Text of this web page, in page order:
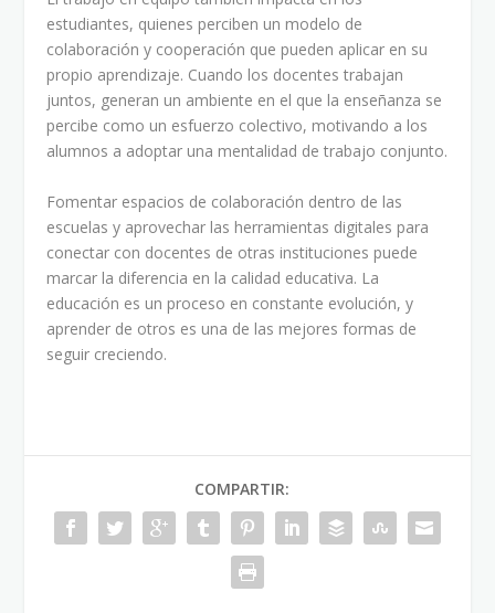
estudiantes, quienes perciben un modelo de
colaboración y cooperación que pueden aplicar en su
propio aprendizaje. Cuando los docentes trabajan
juntos, generan un ambiente en el que la enseñanza se
percibe como un esfuerzo colectivo, motivando a los
alumnos a adoptar una mentalidad de trabajo conjunto.
Fomentar espacios de colaboración dentro de las
escuelas y aprovechar las herramientas digitales para
conectar con docentes de otras instituciones puede
marcar la diferencia en la calidad educativa. La
educación es un proceso en constante evolución, y
aprender de otros es una de las mejores formas de
seguir creciendo.
COMPARTIR: